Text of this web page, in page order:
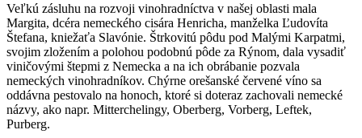
Veľkú zásluhu na rozvoji vinohradníctva v našej oblasti mala
Margita, dcéra nemeckého cisára Henricha, manželka Ľudovíta
Štefana, kniežaťa Slavónie. Štrkovitú pôdu pod Malými Karpatmi,
svojim zložením a polohou podobnú pôde za Rýnom, dala vysadiť
viničovými štepmi z Nemecka a na ich obrábanie pozvala
nemeckých vinohradníkov. Chýrne orešanské červené víno sa
oddávna pestovalo na honoch, ktoré si doteraz zachovali nemecké
názvy, ako napr. Mitterchelingy, Oberberg, Vorberg, Leftek,
Purberg.